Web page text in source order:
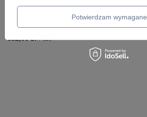
Lampa wisząca o średnicy 15,3cm El MOD041PL-
L15G3K Maytoni
832,00 zł / szt.
Potwierdzam wymagane